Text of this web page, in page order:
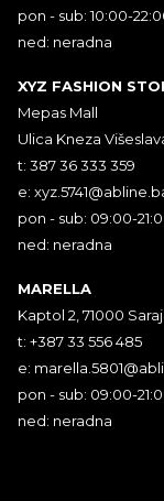
pon - sub: 10:00-
ned: neradna
XYZ FASHION
Mepas Mall
Ulica Kneza
t: 387 36 333 359
e:
pon - sub: 09:00-
ned: neradna
MARELLA
Kaptol 2, 71000
t: +387 33 556 485
e:
pon - sub: 09:00-
ned: neradna